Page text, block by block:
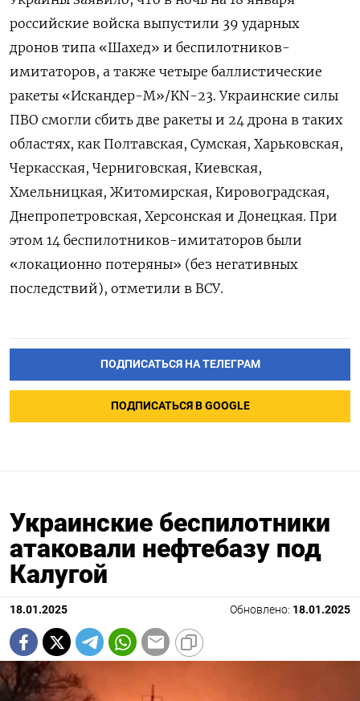
российские войска выпустили 39 ударных
дронов типа «Шахед» и беспилотников-
имитаторов, а также четыре баллистические
ракеты «Искандер-М»/KN-23. Украинские силы
ПВО смогли сбить две ракеты и 24 дрона в таких
областях, как Полтавская, Сумская, Харьковская,
Черкасская, Черниговская, Киевская,
Хмельницкая, Житомирская, Кировоградская,
Днепропетровская, Херсонская и Донецкая. При
этом 14 беспилотников-имитаторов были
«локационно потеряны» (без негативных
последствий), отметили в ВСУ.
ПОДПИСАТЬСЯ НА ТЕЛЕГРАМ
ПОДПИСАТЬСЯ В GOOGLE
Украинские беспилотники
атаковали нефтебазу под
Калугой
18.01.2025 Обновлено: 18.01.2025